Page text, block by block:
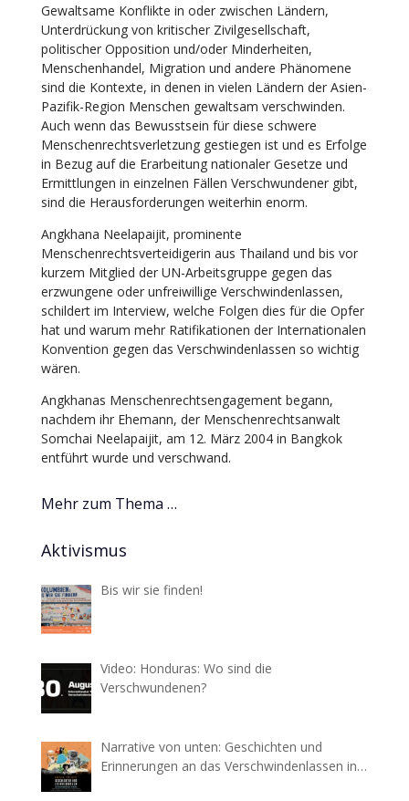
Gewaltsame Konflikte in oder zwischen Ländern,
Unterdrückung von kritischer Zivilgesellschaft,
politischer Opposition und/oder Minderheiten,
Menschenhandel, Migration und andere Phänomene
sind die Kontexte, in denen in vielen Ländern der Asien-
Pazifik-Region Menschen gewaltsam verschwinden.
Auch wenn das Bewusstsein für diese schwere
Menschenrechtsverletzung gestiegen ist und es Erfolge
in Bezug auf die Erarbeitung nationaler Gesetze und
Ermittlungen in einzelnen Fällen Verschwundener gibt,
sind die Herausforderungen weiterhin enorm.
Angkhana Neelapaijit, prominente
Menschenrechtsverteidigerin aus Thailand und bis vor
kurzem Mitglied der UN-Arbeitsgruppe gegen das
erzwungene oder unfreiwillige Verschwindenlassen,
schildert im Interview, welche Folgen dies für die Opfer
hat und warum mehr Ratifikationen der Internationalen
Konvention gegen das Verschwindenlassen so wichtig
wären.
Angkhanas Menschenrechtsengagement begann,
nachdem ihr Ehemann, der Menschenrechtsanwalt
Somchai Neelapaijit, am 12. März 2004 in Bangkok
entführt wurde und verschwand.
Mehr zum Thema …
Aktivismus
Bis wir sie finden!
Video: Honduras: Wo sind die
Verschwundenen?
Narrative von unten: Geschichten und
Erinnerungen an das Verschwindenlassen in